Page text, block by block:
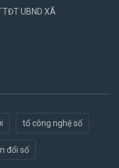
UBND XÃ
tổ công nghệ số
đổi số